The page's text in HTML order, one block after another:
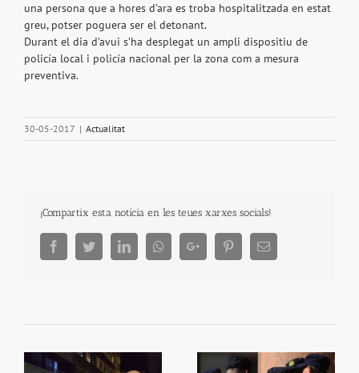
una persona que a hores d’ara es troba hospitalitzada en estat
greu, potser poguera ser el detonant.
Durant el dia d’avui s’ha desplegat un ampli dispositiu de
policía local i policía nacional per la zona com a mesura
preventiva.
30-05-2017 | Actualitat
¡Compartix esta notícia en les teues xarxes socials!
FacebookTwitterLinkedInWhatsappGoogle+ PinterestEmail